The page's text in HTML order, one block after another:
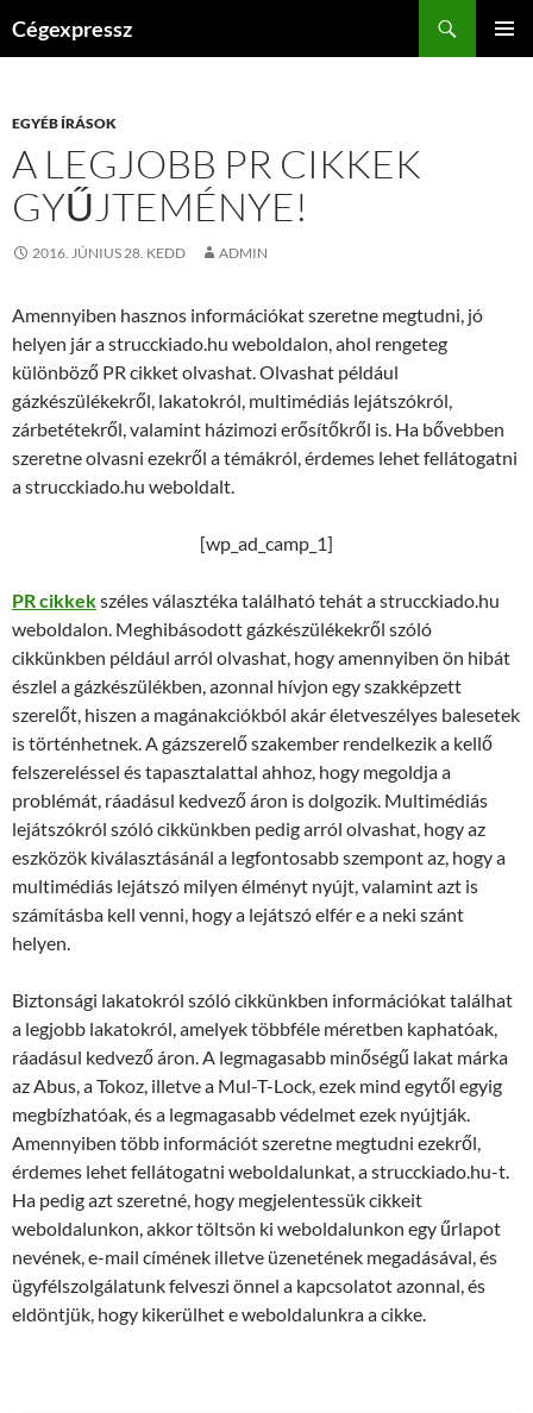
Cégexpressz
EGYÉB ÍRÁSOK
A LEGJOBB PR CIKKEK
GYŰJTEMÉNYE!
2016. JÚNIUS 28. KEDD ADMIN
Amennyiben hasznos információkat szeretne megtudni, jó
helyen jár a strucckiado.hu weboldalon, ahol rengeteg
különböző PR cikket olvashat. Olvashat például
gázkészülékekről, lakatokról, multimédiás lejátszókról,
zárbetétekről, valamint házimozi erősítőkről is. Ha bővebben
szeretne olvasni ezekről a témákról, érdemes lehet fellátogatni
a strucckiado.hu weboldalt.
[wp_ad_camp_1]
PR cikkekszéles választéka található tehát a strucckiado.hu
weboldalon. Meghibásodott gázkészülékekről szóló
cikkünkben például arról olvashat, hogy amennyiben ön hibát
észlel a gázkészülékben, azonnal hívjon egy szakképzett
szerelőt, hiszen a magánakciókból akár életveszélyes balesetek
is történhetnek. A gázszerelő szakember rendelkezik a kellő
felszereléssel és tapasztalattal ahhoz, hogy megoldja a
problémát, ráadásul kedvező áron is dolgozik. Multimédiás
lejátszókról szóló cikkünkben pedig arról olvashat, hogy az
eszközök kiválasztásánál a legfontosabb szempont az, hogy a
multimédiás lejátszó milyen élményt nyújt, valamint azt is
számításba kell venni, hogy a lejátszó elfér e a neki szánt
helyen.
Biztonsági lakatokról szóló cikkünkben információkat találhat
a legjobb lakatokról, amelyek többféle méretben kaphatóak,
ráadásul kedvező áron. A legmagasabb minőségű lakat márka
az Abus, a Tokoz, illetve a Mul-T-Lock, ezek mind egytől egyig
megbízhatóak, és a legmagasabb védelmet ezek nyújtják.
Amennyiben több információt szeretne megtudni ezekről,
érdemes lehet fellátogatni weboldalunkat, a strucckiado.hu-t.
Ha pedig azt szeretné, hogy megjelentessük cikkeit
weboldalunkon, akkor töltsön ki weboldalunkon egy űrlapot
nevének, e-mail címének illetve üzenetének megadásával, és
ügyfélszolgálatunk felveszi önnel a kapcsolatot azonnal, és
eldöntjük, hogy kikerülhet e weboldalunkra a cikke.